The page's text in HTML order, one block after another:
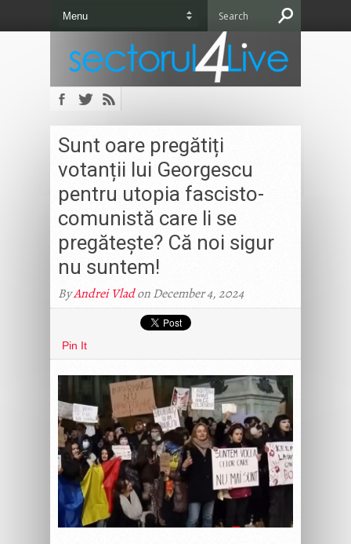
Sunt oare pregătiți
votanții lui Georgescu
pentru utopia fascisto-
comunistă care li se
pregătește? Că noi sigur
nu suntem!
ByAndrei Vladon December 4, 2024
Pin It